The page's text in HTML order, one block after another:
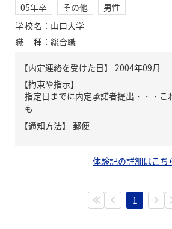
05年卒 その他
男性
学校名 ： 山口大学
職種 ： 総合職
【内定連絡を受けた日】
2004年09月
【拘束や指示】
指定日までに内定承諾者提出・・・こ
も
【通知方法】
郵便
体験記の詳細はこち
1